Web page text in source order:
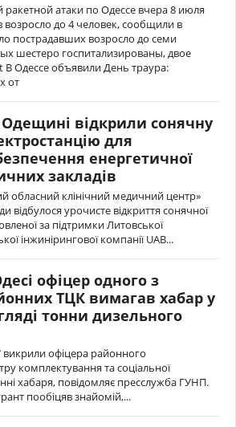
ракетной атаки по Одессе вчера 8 июля
до 4 человек, сообщили в
пострадавших возросло до семи
шестеро госпитализированы, двое
В Одессе объявили День траура:
от
відкрили сонячну
для
енергетичної
закладів
обласний клінічний медичний центр»
відбулося урочисте відкриття сонячної
за підтримки Литовської
інжинірингової компанії UAB...
офіцер одного з
ТЦК вимагав хабар у
тонни дизельного
викрили офіцера районного
комплектування та соціальної
хабаря, повідомляє пресслужба ГУНП.
пообіцяв знайомій,...